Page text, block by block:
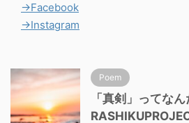
→Facebook
→Instagram
Poem
「真剣」ってなん